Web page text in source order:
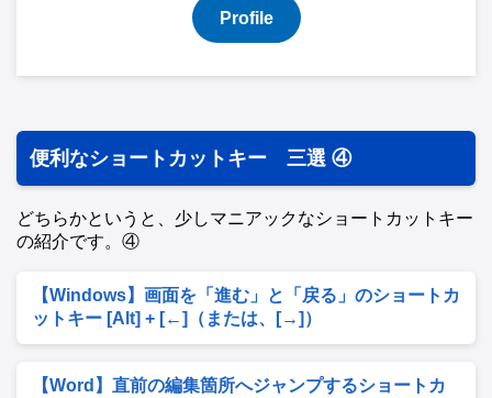
Profile
便利なショートカットキー 三選 ④
どちらかというと、少しマニアックなショートカットキー
の紹介です。④
【Windows】画面を「進む」と「戻る」のショートカ
ットキー [Alt] + [←]（または、[→]）
【Word】直前の編集箇所へジャンプするショートカ